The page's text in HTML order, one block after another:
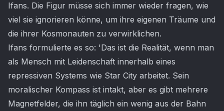
Ifans. Die Figur müsse sich immer wieder fragen, wie
viel sie ignorieren könne, um ihre eigenen Träume und
die ihrer Kosmonauten zu verwirklichen.
Ifans formulierte es so: 'Das ist die Realität, wenn man
als Mensch mit Leidenschaft innerhalb eines
repressiven Systems wie Star City arbeitet. Sein
moralischer Kompass ist intakt, aber es gibt mehrere
Magnetfelder, die ihn täglich ein wenig aus der Bahn